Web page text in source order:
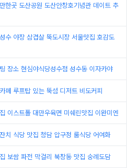
한곳 도산공원 도산안창호기념관 데이트 추
수 야장 삼겹살 뚝도시장 서울맛집 호감도
장소 현심야식당성수점 성수동 이자카야
페 루프탑 있는 뚝섬 디저트 비도커피
이스트폴 대만우육면 미쉐린맛집 이완미엔
치 식당 맛집 청담 압구정 룸식당 어여화
보쌈 파전 막걸리 북창동 맛집 숭례도담